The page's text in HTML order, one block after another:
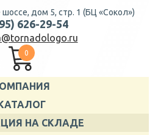
дом 5, стр. 1 (БЦ «Сокол»)
626-29-54
0
НА СКЛАДЕ